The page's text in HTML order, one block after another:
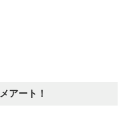
アート！